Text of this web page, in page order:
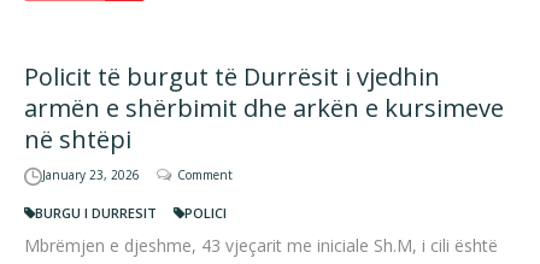
Policit të burgut të Durrësit i vjedhin
armën e shërbimit dhe arkën e kursimeve
në shtëpi
January 23, 2026 Comment
BURGU I DURRESIT POLICI
Mbrëmjen e djeshme, 43 vjeçarit me iniciale Sh.M, i cili është